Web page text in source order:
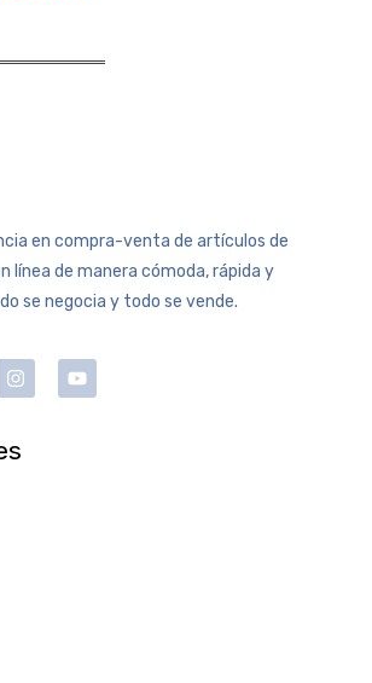
en compra-venta de artículos de
línea de manera cómoda, rápida y
se negocia y todo se vende.